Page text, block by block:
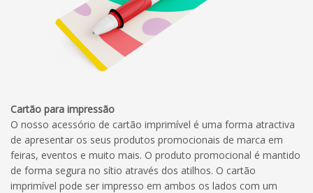
Cartão para impressão
O nosso acessório de cartão imprimível é uma forma atractiva
de apresentar os seus produtos promocionais de marca em
feiras, eventos e muito mais. O produto promocional é mantido
de forma segura no sítio através dos atilhos. O cartão
imprimível pode ser impresso em ambos os lados com um